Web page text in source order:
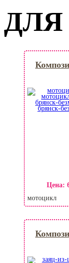
Цена:
мотоцикл